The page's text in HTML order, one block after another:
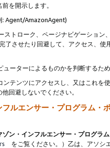
を開示します。
: Agent/AmazonAgent)
ストローク、ページナビゲーショ
了させたり回避して、アクセス、
ューターによるものかを判断するた
ンテンツにアクセスし、又はこれ
回避しないでください。
フルエンサー・プログラム・
ゾン・インフルエンサー・プログラム
をご覧ください。）乙は、アソシ